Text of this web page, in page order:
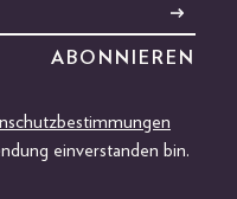
einverstanden bin.